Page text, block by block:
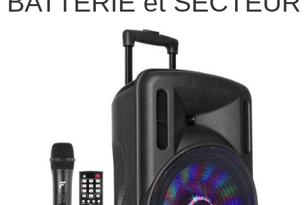
DISCO / DJ PARTY / RADIO▼
ECLAIRAGE SCENE ET ARCHITECTURAL ▼
STRUCTURES et ACCESSOIRES
HAUT PARLEURS, CÂBLES ET ACCESSOIRES ▼